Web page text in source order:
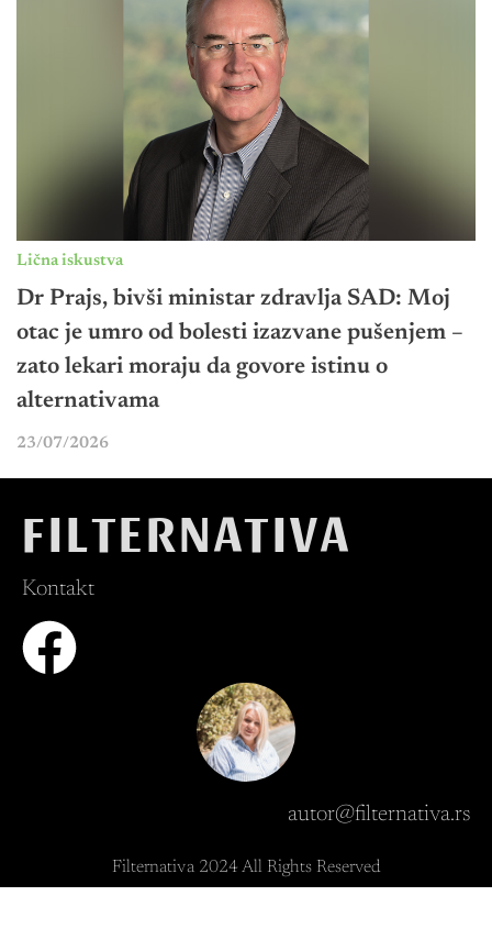
Lična iskustva
Dr Prajs, bivši ministar zdravlja SAD: Moj
otac je umro od bolesti izazvane pušenjem –
zato lekari moraju da govore istinu o
alternativama
23/07/2026
FILTERNATIVA
Kontakt
autor@filternativa.rs
Filternativa 2024 All Rights Reserved